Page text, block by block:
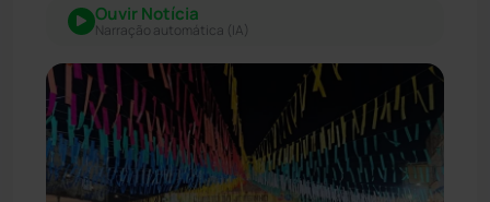
Ouvir Notícia
Narração automática (IA)